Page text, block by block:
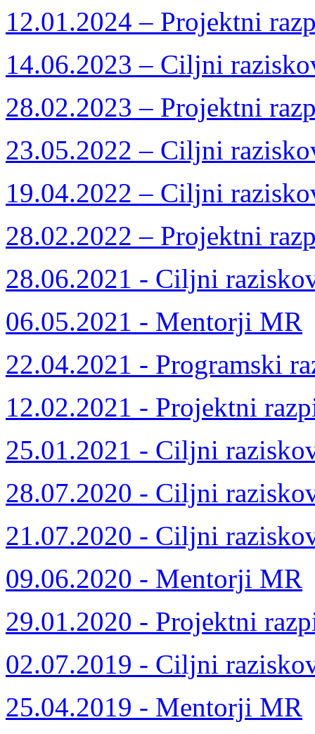
12.01.2024 – Projektni
14.06.2023 – Ciljni
28.02.2023 – Projektni
23.05.2022 – Ciljni
19.04.2022 – Ciljni
28.02.2022 – Projektni
28.06.2021 - Ciljni
06.05.2021 - Mentorji MR
22.04.2021 - Programski
12.02.2021 - Projektni
25.01.2021 - Ciljni
28.07.2020 - Ciljni
21.07.2020 - Ciljni
09.06.2020 - Mentorji MR
29.01.2020 - Projektni
02.07.2019 - Ciljni
25.04.2019 - Mentorji MR